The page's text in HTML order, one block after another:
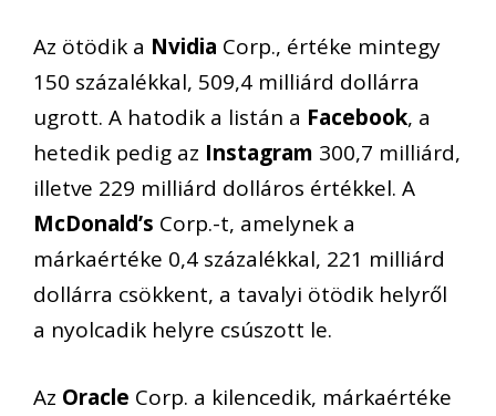
Az ötödik a Nvidia Corp., értéke mintegy
150 százalékkal, 509,4 milliárd dollárra
ugrott. A hatodik a listán a Facebook, a
hetedik pedig az Instagram 300,7 milliárd,
illetve 229 milliárd dolláros értékkel. A
McDonald’s Corp.-t, amelynek a
márkaértéke 0,4 százalékkal, 221 milliárd
dollárra csökkent, a tavalyi ötödik helyről
a nyolcadik helyre csúszott le.
Az Oracle Corp. a kilencedik, márkaértéke